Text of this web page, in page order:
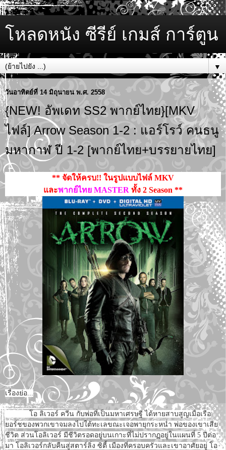
โหลดหนัง ซีรีย์ เกมส์ การ์ตูน
▼
วันอาทิตย์ที่ 14 มิถุนายน พ.ศ. 2558
{NEW! อัพเดท SS2 พากย์ไทย}[MKV
ไฟล์] Arrow Season 1-2 : แอร์โรว์ คนธนู
มหากาฬ ปี 1-2 [พากย์ไทย+บรรยายไทย]
** จัดให้ครบ!! ในรูปแบบไฟล์ MKV
และพากย์ไทย MASTER ทั้ง 2 Season **
เรื่องย่อ...
โอ ลิเวอร์ ควีน กับพ่อที่เป็นมหาเศรษฐี ได้หายสาบสูญเมื่อเรือ
ยอร์ชของพวกเขาจมลงไปใต้ทะเลขณะเจอพายุกระหน่ำ พ่อของเขาเสีย
ชีวิต ส่วนโอลิเวอร์ มีชีวิตรอดอยู่บนเกาะที่ไม่ปรากฏอยู่ในแผนที่ 5 ปีต่อ
มา โอลิเวอร์กลับคืนสู่สตาร์ลิ่ง ซิตี้ เมืองที่ครอบครัวและเขาอาศัยอยู่ โอ